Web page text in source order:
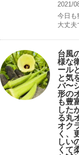
2021/
今日も
大丈夫
台風
様な
ール
と気
バ〜
形の
も豊
した
る丸
オク
く、
しい
くて